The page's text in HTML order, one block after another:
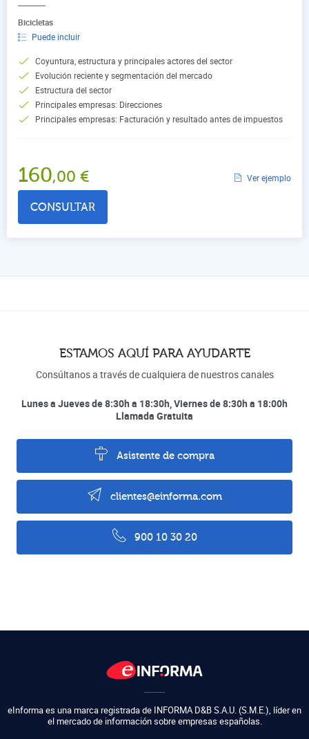
Bicicletas
Puede incluir
Coyuntura, estructura y principales actores del sector
Evolución reciente y segmentación del mercado
Estructura del sector
Principales empresas: Direcciones
Principales empresas: Facturación y resultado antes de impuestos
160,00 € Ver ejemplo
CONSULTAR
ESTAMOS AQUÍ PARA AYUDARTE
Consúltanos a través de cualquiera de nuestros canales
Lunes a Jueves de 8:30h a 18:30h, Viernes de 8:30h a 18:00h
Llamada Gratuita
Asistente de compra
clientes@einforma.com
900 10 30 20
eInforma es una marca registrada de INFORMA D&B S.A.U. (S.M.E.), líder en
el mercado de información sobre empresas españolas.